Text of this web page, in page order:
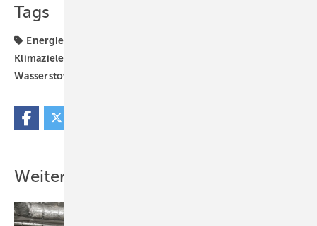
Tags
Energietechnik
Klimaziele
Wasserstoffwirtschaft
Weitere Inhalte